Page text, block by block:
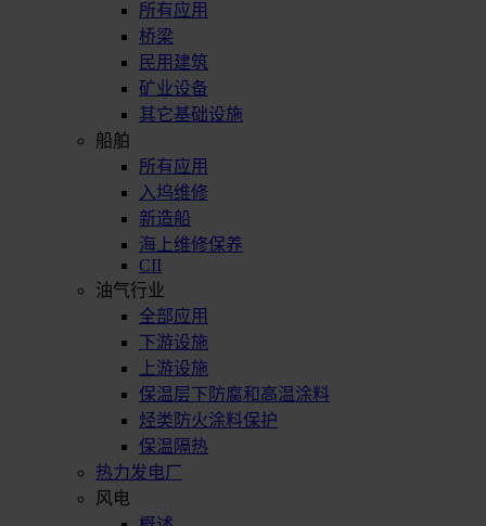
所有应用
桥梁
民用建筑
矿业设备
其它基础设施
船舶
所有应用
入坞维修
新造船
海上维修保养
CII
油气行业
全部应用
下游设施
上游设施
保温层下防腐和高温涂料
烃类防火涂料保护
保温隔热
热力发电厂
风电